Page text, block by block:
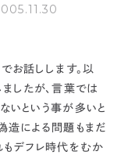
ャパントランクル
シーポリシー
お話しします。 以
したが、言葉では
い という事が多いと
造による問題もまだ
もデフレ時代をむか